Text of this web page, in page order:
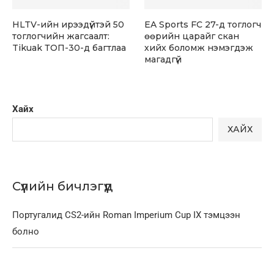
Хайх
ХАЙХ
Сүүлийн бичлэгүүд
Португалид CS2-ийн Roman Imperium Cup IX тэмцээн
болно
HLTV-ийн ирээдүйтэй 50
тоглогчийн жагсаалт:
Tikuak ТОП-30-д багтлаа
EA Sports FC 27-д тоглогч
өөрийн царайг скан
хийх боломж нэмэгдэж
магадгүй